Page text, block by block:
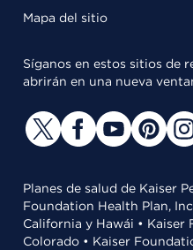
Mapa del sitio
Síganos en estos sitios de
abrirán en una nueva
Planes de salud de Kaiser
Foundation Health Plan,
California y Hawái •
Colorado • Kaiser